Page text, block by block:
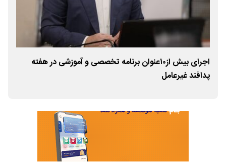
اجرای بیش از۱۰عنوان برنامه تخصصی و آموزشی در هفته
پدافند غیرعامل